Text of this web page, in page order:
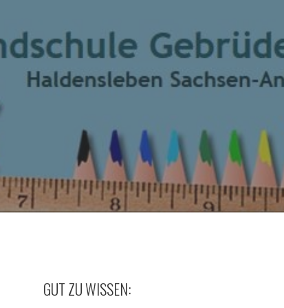
GUT ZU WISSEN: